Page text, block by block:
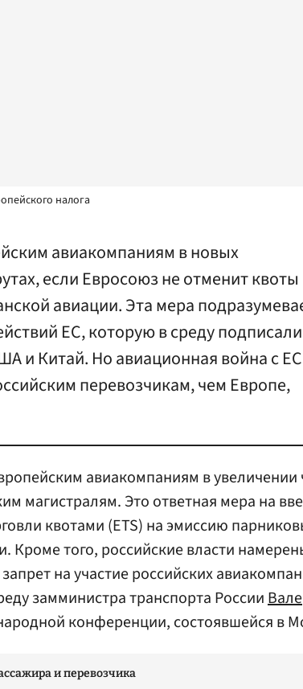
налога
авиакомпаниям в новых
если Евросоюз не отменит квоты
авиации. Эта мера
ЕС, которую в среду
и Китай. Но авиационная война с ЕС
перевозчикам, чем Европе,
авиакомпаниям в увеличении
магистралям. Это ответная мера на
квотами (ETS) на эмиссию
Кроме того, российские власти
на участие российских
замминистра транспорта России
конференции, состоявшейся в
и перевозчика